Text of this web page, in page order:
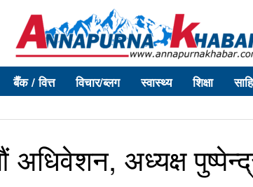
बैँक / वित्त विचार/ब्लग स्वास्थ्य शिक्षा
अध्यक्ष